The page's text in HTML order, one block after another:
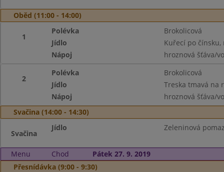
Oběd (11:00 - 14:00)
1
Polévka
Brokolicová
Jídlo
Kuřecí po čínsku,
Nápoj
hroznová šťáva/
2
Polévka
Brokolicová
Jídlo
Treska tmavá na
Nápoj
hroznová šťáva/
Svačina (14:00 - 14:30)
Svačina
Jídlo Zeleninová
Menu Chod
Pátek 27. 9. 2019
Přesnídávka (9:00 - 9:30)